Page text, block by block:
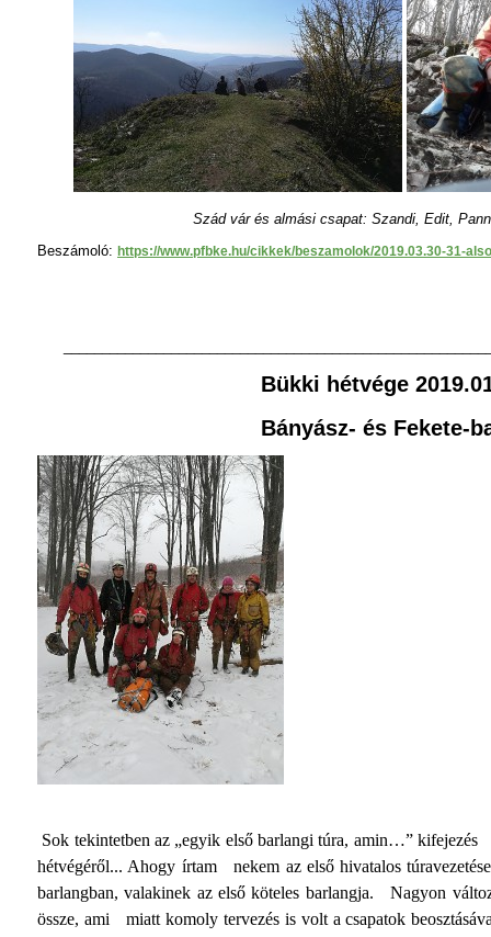
Szád vár és almási csapat: Szandi, Edit,
Beszámoló: https://www.pfbke.hu/cikkek/beszamolok/2019.03.30-31-
Bükki hétvége
Bányász- és Fekete-
Sok tekintetben az „egyik első barlangi túra, amin…”
hétvégéről... Ahogy írtam nekem az első hivatalos
barlangban, valakinek az első köteles barlangja. Nagyon
össze, ami miatt komoly tervezés is volt a csapatok